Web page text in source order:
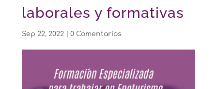
laborales y formativas
Sep 22, 2022| 0 Comentarios